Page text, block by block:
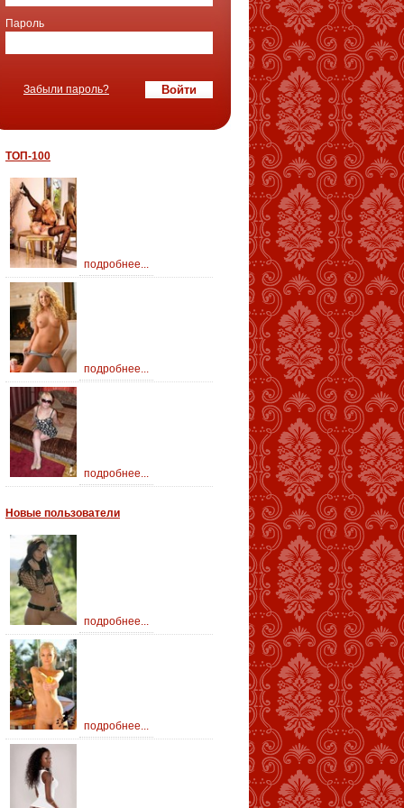
Пароль
Забыли пароль?
ТОП-100
подробнее...
подробнее...
подробнее...
Новые пользователи
подробнее...
подробнее...